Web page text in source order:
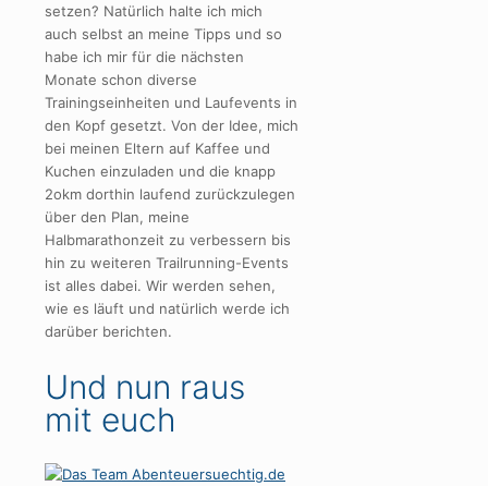
setzen? Natürlich halte ich mich
auch selbst an meine Tipps und so
habe ich mir für die nächsten
Monate schon diverse
Trainingseinheiten und Laufevents in
den Kopf gesetzt. Von der Idee, mich
bei meinen Eltern auf Kaffee und
Kuchen einzuladen und die knapp
2okm dorthin laufend zurückzulegen
über den Plan, meine
Halbmarathonzeit zu verbessern bis
hin zu weiteren Trailrunning-Events
ist alles dabei. Wir werden sehen,
wie es läuft und natürlich werde ich
darüber berichten.
Und nun raus
mit euch